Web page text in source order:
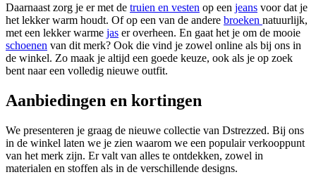
Daarnaast zorg je er met de truien en vesten op een jeans voor dat je
het lekker warm houdt. Of op een van de andere broeken natuurlijk,
met een lekker warme jas er overheen. En gaat het je om de mooie
schoenen van dit merk? Ook die vind je zowel online als bij ons in
de winkel. Zo maak je altijd een goede keuze, ook als je op zoek
bent naar een volledig nieuwe outfit.
Aanbiedingen en kortingen
We presenteren je graag de nieuwe collectie van Dstrezzed. Bij ons
in de winkel laten we je zien waarom we een populair verkooppunt
van het merk zijn. Er valt van alles te ontdekken, zowel in
materialen en stoffen als in de verschillende designs.